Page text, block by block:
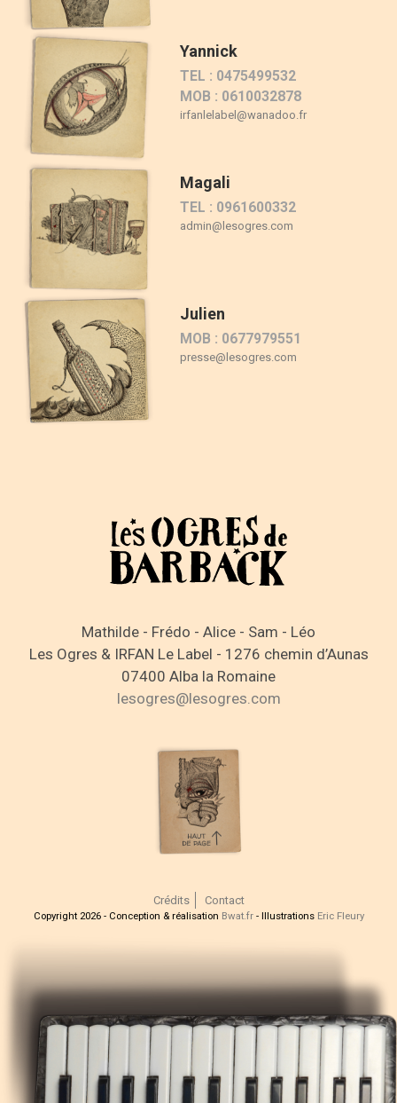
Yannick
TEL : 0475499532
MOB : 0610032878
irfanlelabel@wanadoo.fr
Magali
TEL : 0961600332
admin@lesogres.com
Julien
MOB : 0677979551
presse@lesogres.com
Mathilde - Frédo - Alice - Sam - Léo
Les Ogres & IRFAN Le Label - 1276 chemin d’Aunas
07400 Alba la Romaine
lesogres@lesogres.com
Crédits Contact
Copyright 2026 - Conception & réalisation Bwat.fr- Illustrations Eric Fleury